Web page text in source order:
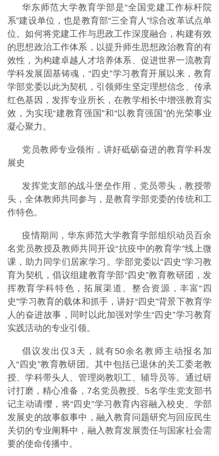
华东师范大学教育学部是“全国党建工作标杆院
系”建设单位，也是教育部“三全育人”综合改革试点单
位。如何将党建工作与思政工作深度融合，构建有效
的思想政治工作体系，以提升师生思想政治教育的有
效性，为构建卓越人才培养体系、促进世界一流教育
学科发展固基铸魂，“四史”学习教育开展以来，教育
学部党委以此为契机，引领师生坚定理想信念、传承
红色基因，发挥专业所长，在教学相长中增强教育实
效，为实现“建教育强国”和“以教育强国”的光荣事业
凝心聚力。
党员教师专业领衔，讲好砥砺奋进的教育学科发
展史
发挥党支部的战斗堡垒作用，党员带头，教授带
头，全体教师共同参与，是教育学部党委的传统和工
作特色。
疫情期间，华东师范大学教育学部组织动员百余
名党员教授及教师共同开设“抗疫中的教育学”线上微
课，助力同学们居家学习。学部党委以“四史”学习教
育为契机，倡议组建教育学部“四史”教育教研团，发
挥教育学科特色，拓展渠道、整合资源，丰富“四
史”学习教育的载体和抓手，讲好“四史”背景下教育学
人的奋进故事，同时以此加强对学生“四史”学习教育
实践活动的专业引领。
倡议发出仅3天，就有50余名教师主动报名加
入“四史”教育教研团。其中包括已退休的关工委老教
授、学科带头人、管理岗教职工、辅导员等。通过研
讨打磨，精心准备，7名党员教授、5名学生党支部书
记主动请缨，将“四史”学习教育内容融入校史、学部
发展史的故事叙事中，融入教育问题研究与回应民生
关切的专业阐释中，融入教育发展责任与国家社会需
要的使命传播中。